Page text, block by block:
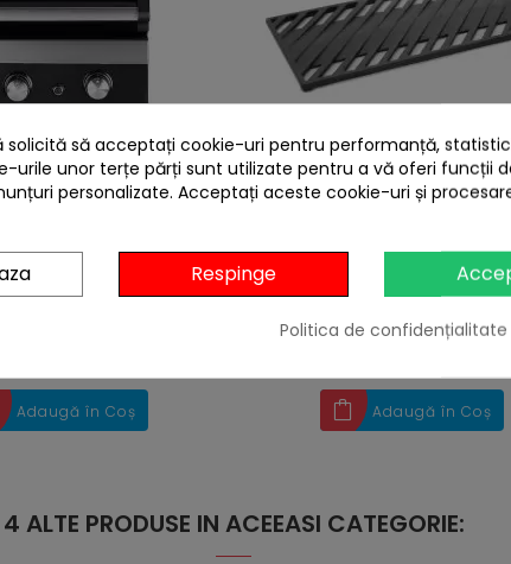
heart
cu 2 arzatoare din
gratare din fonta,
Classic K02000232A
2.299,00 lei
Niciun review
Adaugă în Coș
Gratar grila din fonta seria
x 20 cm Grandhall
Niciun review
Adaugă în Coș
4 ALTE PRODUSE IN ACEEASI CATEGORIE:
solicită să acceptați cookie-uri pentru performanță,
urile unor terțe părți sunt utilizate pentru a vă oferi funcții
personalizate. Acceptați aceste cookie-uri și
Respinge
Politica de